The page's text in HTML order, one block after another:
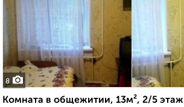
8
Комната в общежитии, 13м², 2/5 этаж